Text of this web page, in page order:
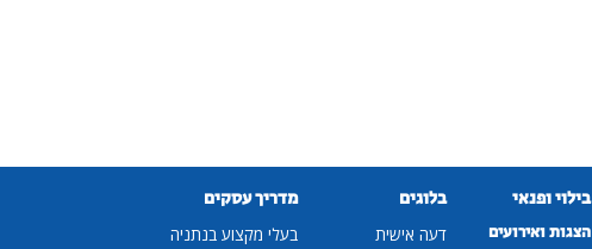
בילוי ופנאי
הצגות ואירועים
בלוגים
דעה אישית
מדריך עסקים
בעלי מקצוע בנתניה